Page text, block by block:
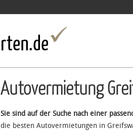
Autovermietung
Sie sind auf der Suche nach einer
die besten Autovermietungen in